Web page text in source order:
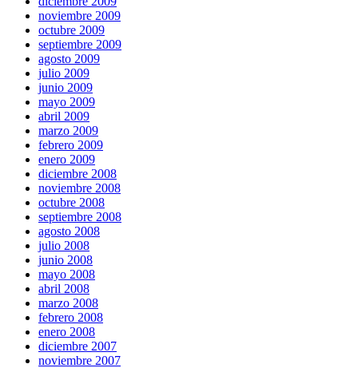
noviembre 2009
octubre 2009
septiembre 2009
agosto 2009
julio 2009
junio 2009
mayo 2009
abril 2009
marzo 2009
febrero 2009
enero 2009
diciembre 2008
noviembre 2008
octubre 2008
septiembre 2008
agosto 2008
julio 2008
junio 2008
mayo 2008
abril 2008
marzo 2008
febrero 2008
enero 2008
diciembre 2007
noviembre 2007